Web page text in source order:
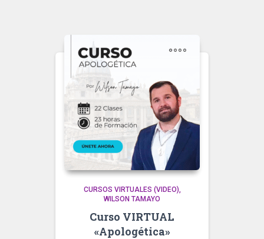
CURSOS VIRTUALES (VIDEO)
WILSON TAMAYO
Curso VIRTUAL
«Apologética»